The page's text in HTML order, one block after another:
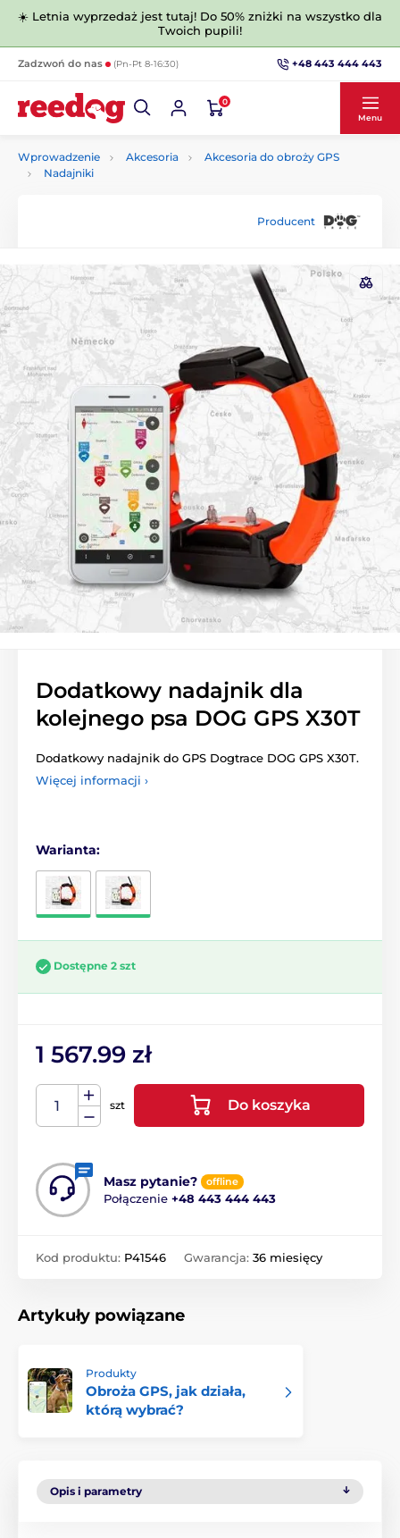
☀️ Letnia wyprzedaż jest tutaj! Do 50% zniżki na wszystko dla
Twoich pupili!
Zadzwoń do nas (Pn-Pt 8-16:30) +48 443 444 443
0
Menu
Wprowadzenie Akcesoria
Akcesoria do obroży GPS
Nadajniki
Producent
Dodatkowy nadajnik dla
kolejnego psa DOG GPS X30T
Dodatkowy nadajnik do GPS Dogtrace DOG GPS X30T.
Więcej informacji ›
Warianta:
Dostępne 2 szt
1 567.99 zł
szt Do koszyka
Masz pytanie? offline
Połączenie +48 443 444 443
Kod produktu: P41546 Gwarancja: 36 miesięcy
Artykuły powiązane
Produkty
Obroża GPS, jak działa,
którą wybrać?
Opis i parametry